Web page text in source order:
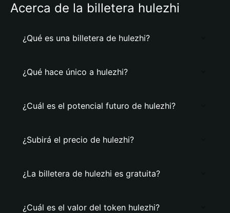
Acerca de la billetera hulezhi
¿Qué es una billetera de hulezhi?
¿Qué hace único a hulezhi?
¿Cuál es el potencial futuro de hulezhi?
¿Subirá el precio de hulezhi?
¿La billetera de hulezhi es gratuita?
¿Cuál es el valor del token hulezhi?